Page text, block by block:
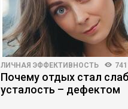
ЛИЧНАЯ ЭФФЕКТИВНОСТЬ
Почему отдых стал
усталость – дефектом